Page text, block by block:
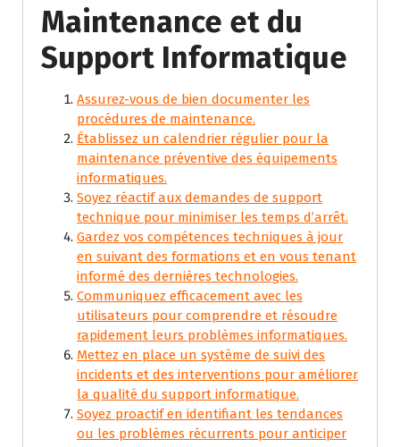
Maintenance et du
Support Informatique
Assurez-vous de bien documenter les
procédures de maintenance.
Établissez un calendrier régulier pour la
maintenance préventive des équipements
informatiques.
Soyez réactif aux demandes de support
technique pour minimiser les temps d’arrêt.
Gardez vos compétences techniques à jour
en suivant des formations et en vous tenant
informé des dernières technologies.
Communiquez efficacement avec les
utilisateurs pour comprendre et résoudre
rapidement leurs problèmes informatiques.
Mettez en place un système de suivi des
incidents et des interventions pour améliorer
la qualité du support informatique.
Soyez proactif en identifiant les tendances
ou les problèmes récurrents pour anticiper